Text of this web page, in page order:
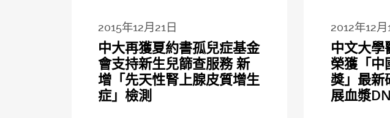
2015年12月21日
中大再獲夏約書孤兒症基金
會支持新生兒篩查服務 新
增「先天性腎上腺皮質增生
症」檢測
2012年12月
中文大學
榮獲「中
獎」最新
展血漿